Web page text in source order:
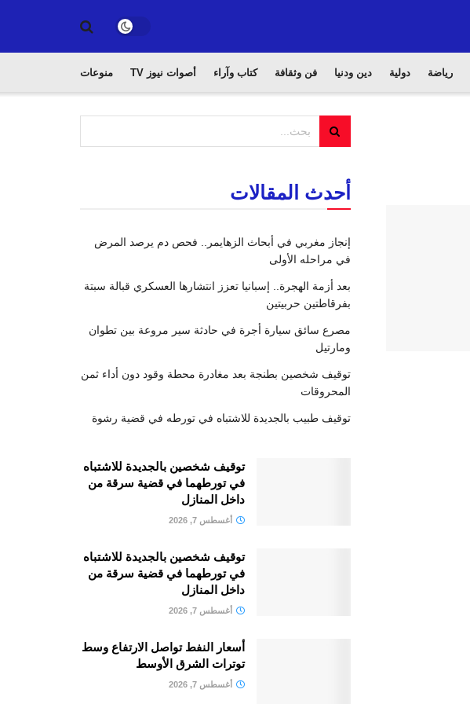
رياضة دولية دين ودنيا فن وثقافة كتاب وآراء أصوات نيوز TV منوعات
أحدث المقالات
إنجاز مغربي في أبحاث الزهايمر.. فحص دم يرصد المرض
في مراحله الأولى
بعد أزمة الهجرة.. إسبانيا تعزز انتشارها العسكري قبالة سبتة
بفرقاطتين حربيتين
مصرع سائق سيارة أجرة في حادثة سير مروعة بين تطوان
ومارتيل
توقيف شخصين بطنجة بعد مغادرة محطة وقود دون أداء ثمن
المحروقات
توقيف طبيب بالجديدة للاشتباه في تورطه في قضية رشوة
توقيف شخصين بالجديدة للاشتباه
في تورطهما في قضية سرقة من
داخل المنازل
أغسطس 7, 2026
توقيف شخصين بالجديدة للاشتباه
في تورطهما في قضية سرقة من
داخل المنازل
أغسطس 7, 2026
أسعار النفط تواصل الارتفاع وسط
توترات الشرق الأوسط
أغسطس 7, 2026